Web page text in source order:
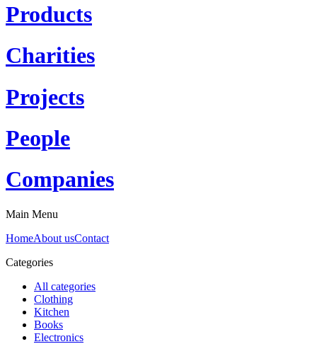
Products
Charities
Projects
People
Companies
Main Menu
HomeAbout usContact
Categories
All categories
Clothing
Kitchen
Books
Electronics